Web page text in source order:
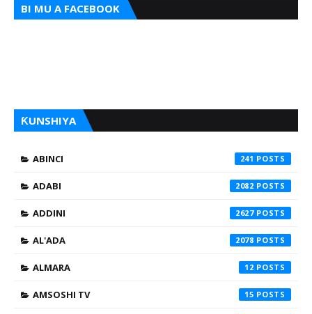
BI MU A FACEBOOK
ƘUNSHIYA
ABINCI 241
ADABI 2082
ADDINI 2627
AL'ADA 2078
ALMARA 12
AMSOSHI TV 15